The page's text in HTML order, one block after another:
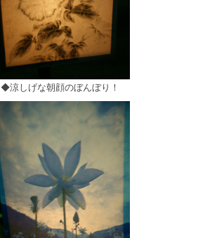
◆涼しげな朝顔のぼんぼり！